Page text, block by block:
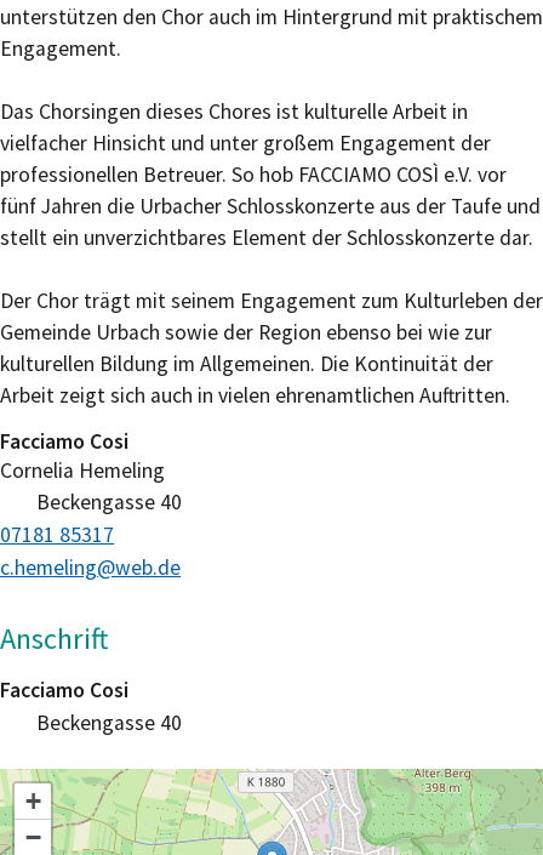
unterstützen den Chor auch im Hintergrund mit praktischem
Engagement.
Das Chorsingen dieses Chores ist kulturelle Arbeit in
vielfacher Hinsicht und unter großem Engagement der
professionellen Betreuer. So hob FACCIAMO COSÌ e.V. vor
fünf Jahren die Urbacher Schlosskonzerte aus der Taufe und
stellt ein unverzichtbares Element der Schlosskonzerte dar.
Der Chor trägt mit seinem Engagement zum Kulturleben der
Gemeinde Urbach sowie der Region ebenso bei wie zur
kulturellen Bildung im Allgemeinen. Die Kontinuität der
Arbeit zeigt sich auch in vielen ehrenamtlichen Auftritten.
Cornelia Hemeling
Facciamo Cosi
Beckengasse 40
c.hemeling@web.de
07181 85317
Anschrift
Facciamo Cosi
Beckengasse 40
+
−